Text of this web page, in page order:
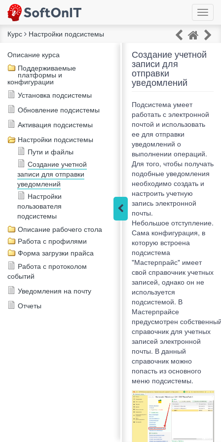
Курс Настройки подсистемы
Описание курса
Поддерживаемые
платформы и
конфигурации
Установка подсистемы
Обновление подсистемы
Активация подсистемы
Настройки подсистемы
Пути и файлы
Создание учетной
записи для отправки
уведомлений
Настройки
пользователя
подсистемы
Описание рабочего стола
Работа с профилями
Форма загрузки прайса
Работа с протоколом
событий
Уведомления на почту
Отчеты
Создание учетной
записи для
отправки
уведомлений
Подсистема умеет
работать с электронной
почтой и использовать
ее для отправки
уведомлений о
выполнении операций.
Для того, чтобы получать
подобные уведомления
необходимо создать и
настроить учетную
запись электронной
почты.
Небольшое отступление.
Сама конфигурация, в
которую встроена
подсистема
"Мастерпрайс" имеет
свой справочник учетных
записей, однако он не
используется
подсистемой. В
Мастерпрайсе
предусмотрен
справочник для учетных
записей электронной
почты. В данный
справочник можно
попасть из основного
меню подсистемы.